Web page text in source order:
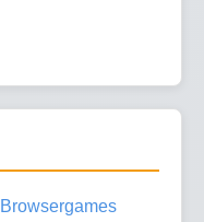
Browsergames